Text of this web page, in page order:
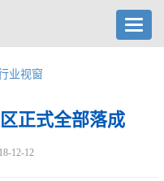
业视窗
正式全部落成
12-12